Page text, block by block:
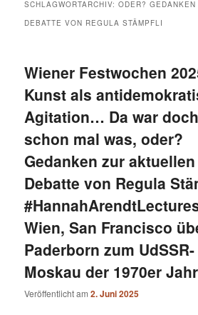
SCHLAGWORTARCHIV:ODER?
DEBATTE VON REGULA STÄMPFLI
Wiener Festwochen
Kunst als
Agitation… Da war doch
schon mal was, oder?
Gedanken zur aktuellen
Debatte von Regula
Wien, San Francisco
Paderborn zum UdSSR-
Moskau der 1970er
Veröffentlicht am2. Juni 2025